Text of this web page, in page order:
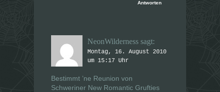
Antworten
NeonWilderness sagt:
Montag, 16. August 2010
um 15:17 Uhr
Bestimmt ’ne Reunion von
Schweriner New Romantic Grufties